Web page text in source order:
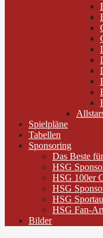
Spielpläne
Tabellen
Sponsoring
Das Beste
HSG
HSG 100er
HSG
HSG
HSG Fan-
Bilder